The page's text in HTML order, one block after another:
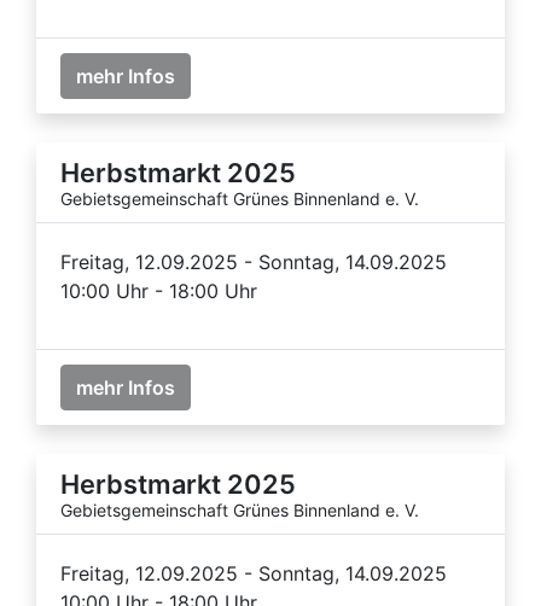
mehr Infos
Herbstmarkt 2025
Gebietsgemeinschaft Grünes Binnenland e. V.
Freitag, 12.09.2025 - Sonntag, 14.09.2025
10:00 Uhr - 18:00 Uhr
mehr Infos
Herbstmarkt 2025
Gebietsgemeinschaft Grünes Binnenland e. V.
Freitag, 12.09.2025 - Sonntag, 14.09.2025